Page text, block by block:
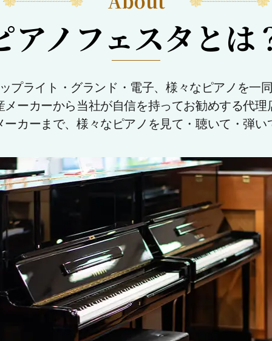
アノフェスタとは
プライト・グランド・電子、様々なピアノを一
メーカーから当社が自信を持ってお勧めする代理
カーまで、様々なピアノを見て・聴いて・弾